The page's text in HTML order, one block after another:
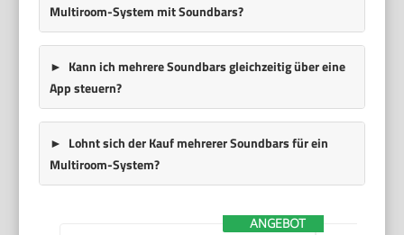
Multiroom-System mit Soundbars?
Kann ich mehrere Soundbars gleichzeitig über eine
App steuern?
Lohnt sich der Kauf mehrerer Soundbars für ein
Multiroom-System?
ANGEBOT